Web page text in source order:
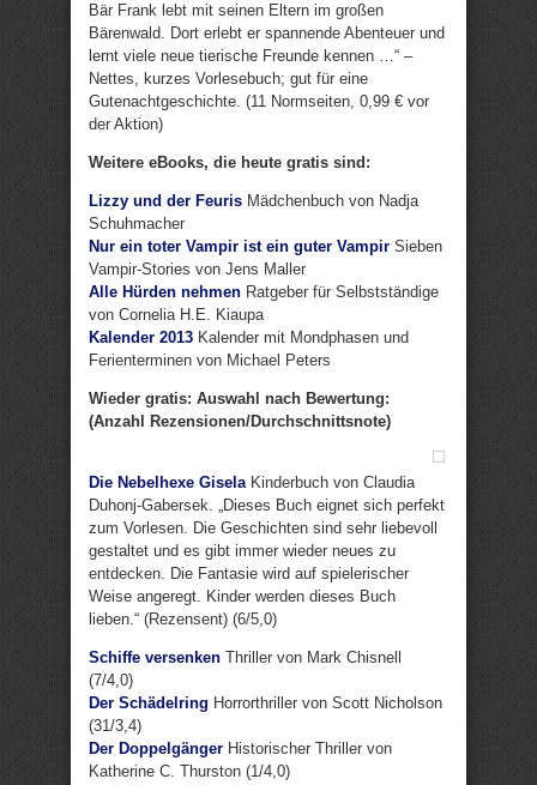
Bär Frank lebt mit seinen Eltern im großen
Bärenwald. Dort erlebt er spannende Abenteuer und
lernt viele neue tierische Freunde kennen …“ –
Nettes, kurzes Vorlesebuch; gut für eine
Gutenachtgeschichte. (11 Normseiten, 0,99 € vor
der Aktion)
Weitere eBooks, die heute gratis sind:
Lizzy und der Feuris Mädchenbuch von Nadja
Schuhmacher
Nur ein toter Vampir ist ein guter Vampir Sieben
Vampir-Stories von Jens Maller
Alle Hürden nehmen Ratgeber für Selbstständige
von Cornelia H.E. Kiaupa
Kalender 2013 Kalender mit Mondphasen und
Ferienterminen von Michael Peters
Wieder gratis: Auswahl nach Bewertung:
(Anzahl Rezensionen/Durchschnittsnote)
Die Nebelhexe GiselaKinderbuch von Claudia
Duhonj-Gabersek. „Dieses Buch eignet sich perfekt
zum Vorlesen. Die Geschichten sind sehr liebevoll
gestaltet und es gibt immer wieder neues zu
entdecken. Die Fantasie wird auf spielerischer
Weise angeregt. Kinder werden dieses Buch
lieben.“ (Rezensent) (6/5,0)
Schiffe versenken Thriller von Mark Chisnell
(7/4,0)
Der Schädelring Horrorthriller von Scott Nicholson
(31/3,4)
Der Doppelgänger Historischer Thriller von
Katherine C. Thurston (1/4,0)